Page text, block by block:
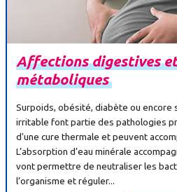
Affectionsdigestives
métaboliques
Surpoids, obésité, diabète ou encore
irritable font partie des pathologies
d'une cure thermale et peuvent
L’absorption d’eau minérale
vont permettre de neutraliser les
l’organisme et réguler...